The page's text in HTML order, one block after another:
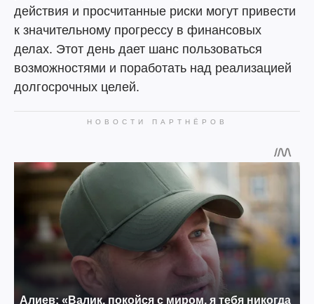
действия и просчитанные риски могут привести
к значительному прогрессу в финансовых
делах. Этот день дает шанс пользоваться
возможностями и поработать над реализацией
долгосрочных целей.